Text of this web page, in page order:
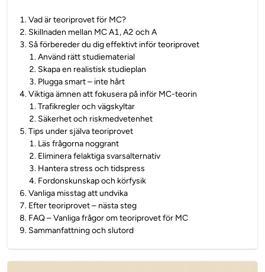
1.Vad är teoriprovet för MC?
2. Skillnaden mellan MC A1, A2 och A
3. Så förbereder du dig effektivt inför teoriprovet
1.Använd rätt studiematerial
2. Skapa en realistisk studieplan
3. Plugga smart – inte hårt
4.Viktiga ämnen att fokusera på inför MC-teorin
1.Trafikregler och vägskyltar
2. Säkerhet och riskmedvetenhet
5.Tips under själva teoriprovet
1. Läs frågorna noggrant
2. Eliminera felaktiga svarsalternativ
3. Hantera stress och tidspress
4. Fordonskunskap och körfysik
6.Vanliga misstag att undvika
7. Efter teoriprovet – nästa steg
8. FAQ – Vanliga frågor om teoriprovet för MC
9. Sammanfattning och slutord